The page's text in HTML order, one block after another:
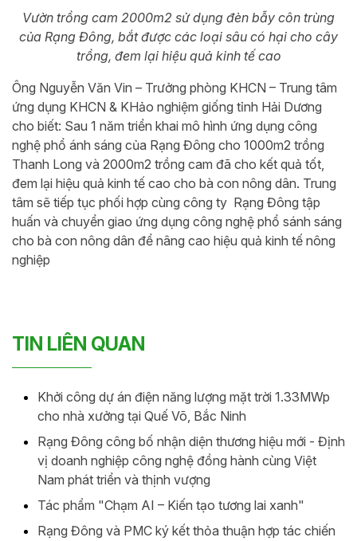
Vườn trồng cam 2000m2 sử dụng đèn bẫy côn trùng
của Rạng Đông, bắt được các loại sâu có hại cho cây
trồng, đem lại hiệu quả kinh tế cao
Ông Nguyễn Văn Vin – Trưởng phòng KHCN – Trung tâm
ứng dụng KHCN & KHảo nghiệm giống tỉnh Hải Dương
cho biết: Sau 1 năm triển khai mô hình ứng dụng công
nghệ phổ ánh sáng của Rạng Đông cho 1000m2 trồng
Thanh Long và 2000m2 trồng cam đã cho kết quả tốt,
đem lại hiệu quả kinh tế cao cho bà con nông dân. Trung
tâm sẽ tiếp tục phối hợp cùng công ty Rạng Đông tập
huấn và chuyển giao ứng dụng công nghệ phổ sánh sáng
cho bà con nông dân để nâng cao hiệu quả kinh tế nông
nghiệp
TIN LIÊN QUAN
Khởi công dự án điện năng lượng mặt trời 1.33MWp
cho nhà xưởng tại Quế Võ, Bắc Ninh
Rạng Đông công bố nhận diện thương hiệu mới - Định
vị doanh nghiệp công nghệ đồng hành cùng Việt
Nam phát triển và thịnh vượng
Tác phẩm "Chạm AI – Kiến tạo tương lai xanh"
Rạng Đông và PMC ký kết thỏa thuận hợp tác chiến